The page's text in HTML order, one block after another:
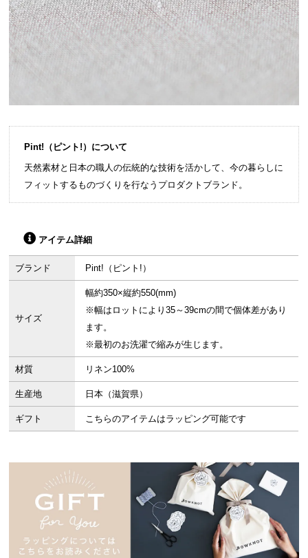
Pint!（ピント!）について
天然素材と日本の職人の伝統的な技術を活かして、今の暮らしに
フィットするものづくりを行なうプロダクトブランド。
アイテム詳細
ブランド Pint!（ピント!）
サイズ
幅約350×縦約550(mm)
※幅はロットにより35～39cmの間で個体差があり
ます。
※最初のお洗濯で縮みが生じます。
材質 リネン100%
生産地 日本（滋賀県）
ギフト こちらのアイテムはラッピング可能です